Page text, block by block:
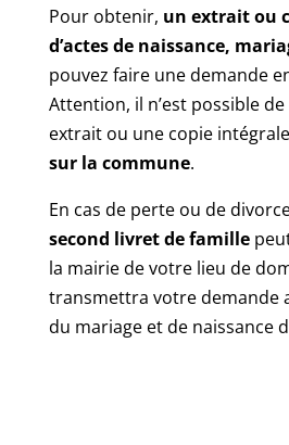
Pour obtenir, un extrait ou
d’actes de naissance,
pouvez faire une demande
Attention, il n’est possible
extrait ou une copie
sur la commune.
En cas de perte ou de
second livret de famille
la mairie de votre lieu de
transmettra votre demande
du mariage et de naissance